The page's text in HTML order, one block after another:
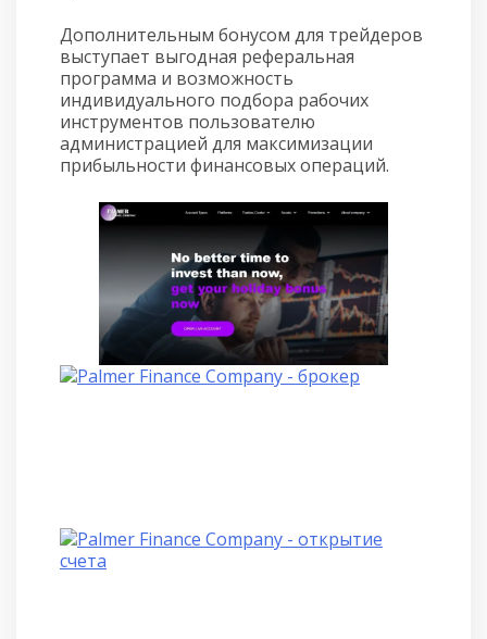
Дополнительным бонусом для трейдеров
выступает выгодная реферальная
программа и возможность
индивидуального подбора рабочих
инструментов пользователю
администрацией для максимизации
прибыльности финансовых операций.